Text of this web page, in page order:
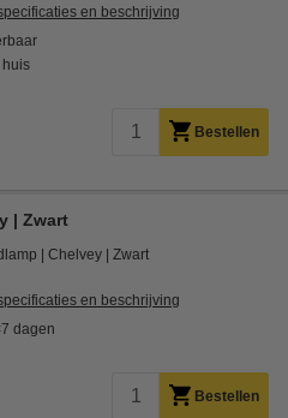
en beschrijving
huis
Bestellen
| Zwart
Chelvey Zwart
en beschrijving
dagen
Bestellen